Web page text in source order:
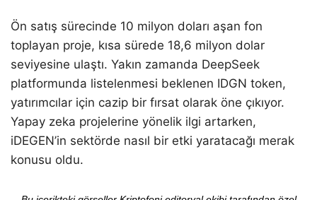
Ön satış sürecinde 10 milyon doları aşan fon
toplayan proje, kısa sürede 18,6 milyon dolar
seviyesine ulaştı. Yakın zamanda DeepSeek
platformunda listelenmesi beklenen IDGN token,
yatırımcılar için cazip bir fırsat olarak öne çıkıyor.
Yapay zeka projelerine yönelik ilgi artarken,
iDEGEN’in sektörde nasıl bir etki yaratacağı merak
konusu oldu.